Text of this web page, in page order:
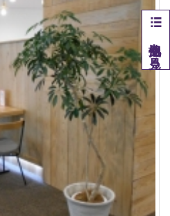
他拠点を見る